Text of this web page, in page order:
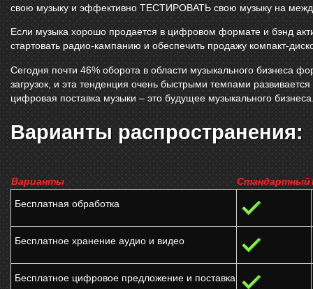
свою музыку и эффективно ТЕСТИРОВАТЬ свою музыку на
Если музыка хорошо продается в цифровом формате и бэнд
стартовать радио-кампанию и обеспечить продажу компакт-
Сегодня почти 46% оборота в области музыкального бизнеса
загрузок, и эта тенденция очень быстрыми темпами
цифровая поставка музыки – это будущее музыкального
Варианты распространения:
Варианты Стандартный
Бесплатная обработка
Бесплатное хранение аудио и видео
Бесплатное цифровое предложение и поставка